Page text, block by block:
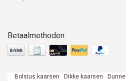
Betaalmethoden
Bolsius kaarsen Dikke kaarsen